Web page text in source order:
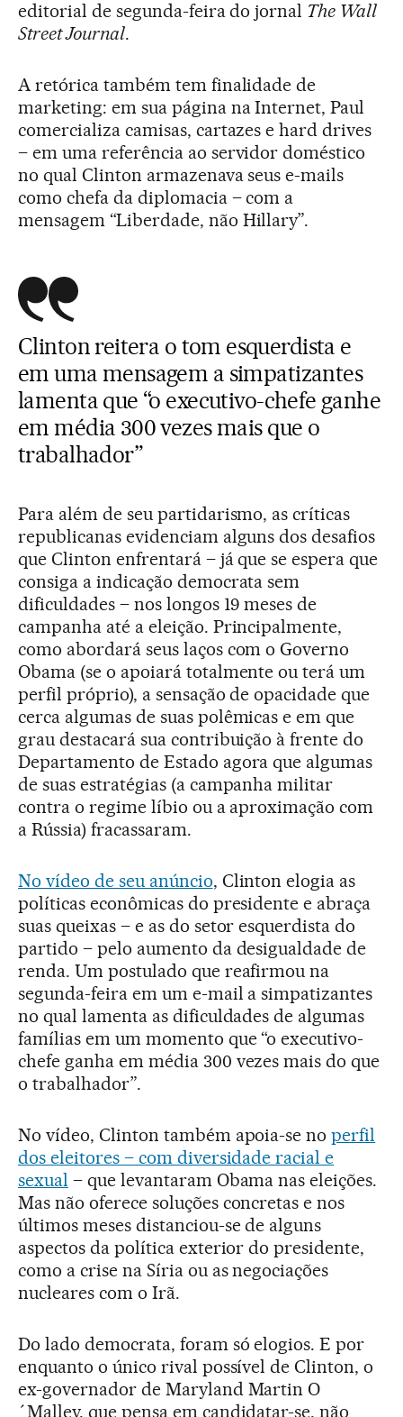
editorial de segunda-feira do jornal The Wall
Street Journal.
A retórica também tem finalidade de
marketing: em sua página na Internet, Paul
comercializa camisas, cartazes e hard drives
– em uma referência ao servidor doméstico
no qual Clinton armazenava seus e-mails
como chefa da diplomacia – com a
mensagem “Liberdade, não Hillary”.
Clinton reitera o tom esquerdista e
em uma mensagem a simpatizantes
lamenta que “o executivo-chefe ganhe
em média 300 vezes mais que o
trabalhador”
Para além de seu partidarismo, as críticas
republicanas evidenciam alguns dos desafios
que Clinton enfrentará – já que se espera que
consiga a indicação democrata sem
dificuldades – nos longos 19 meses de
campanha até a eleição. Principalmente,
como abordará seus laços com o Governo
Obama (se o apoiará totalmente ou terá um
perfil próprio), a sensação de opacidade que
cerca algumas de suas polêmicas e em que
grau destacará sua contribuição à frente do
Departamento de Estado agora que algumas
de suas estratégias (a campanha militar
contra o regime líbio ou a aproximação com
a Rússia) fracassaram.
No vídeo de seu anúncio, Clinton elogia as
políticas econômicas do presidente e abraça
suas queixas – e as do setor esquerdista do
partido – pelo aumento da desigualdade de
renda. Um postulado que reafirmou na
segunda-feira em um e-mail a simpatizantes
no qual lamenta as dificuldades de algumas
famílias em um momento que “o executivo-
chefe ganha em média 300 vezes mais do que
o trabalhador”.
No vídeo, Clinton também apoia-se noperfil
dos eleitores – com diversidade racial e
sexual – que levantaram Obama nas eleições.
Mas não oferece soluções concretas e nos
últimos meses distanciou-se de alguns
aspectos da política exterior do presidente,
como a crise na Síria ou as negociações
nucleares com o Irã.
Do lado democrata, foram só elogios. E por
enquanto o único rival possível de Clinton, o
ex-governador de Maryland Martin O
´Malley, que pensa em candidatar-se, não